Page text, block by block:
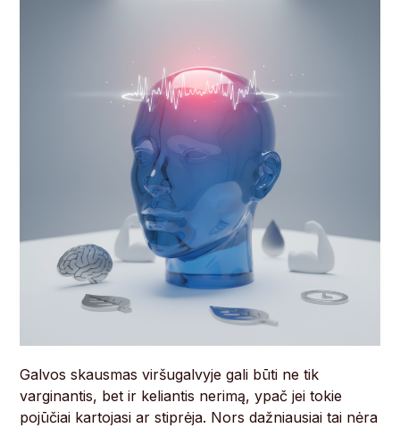
Galvos skausmas viršugalvyje gali būti ne tik
varginantis, bet ir keliantis nerimą, ypač jei tokie
pojūčiai kartojasi ar stiprėja. Nors dažniausiai tai nėra